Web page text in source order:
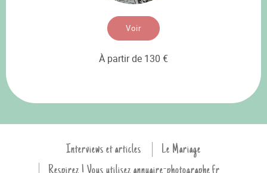
Voir
À partir de 130 €
Interviews et articles
Le Mariage